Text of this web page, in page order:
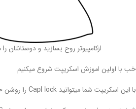
ازکامپیوتر روح بسازید و دوستانتان
خب با اولین اموزش اسکریپت شروع میکنیم
با این اسکریپت شما میتوانید Capl lock را روشن خاموش نمایید